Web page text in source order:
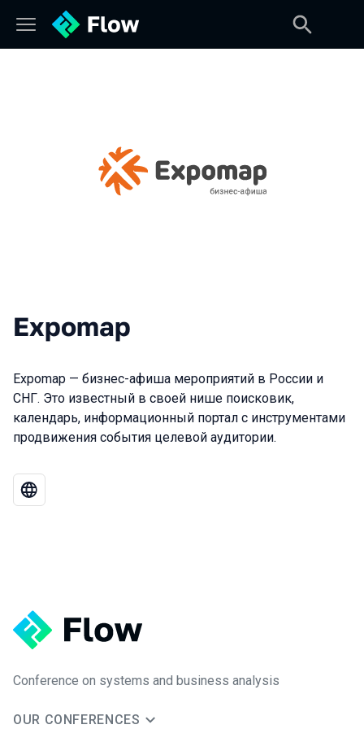
Expomap
Expomap — бизнес-афиша мероприятий в России и
СНГ. Это известный в своей нише поисковик,
календарь, информационный портал с инструментами
продвижения события целевой аудитории.
Conference on systems and business analysis
OUR CONFERENCES